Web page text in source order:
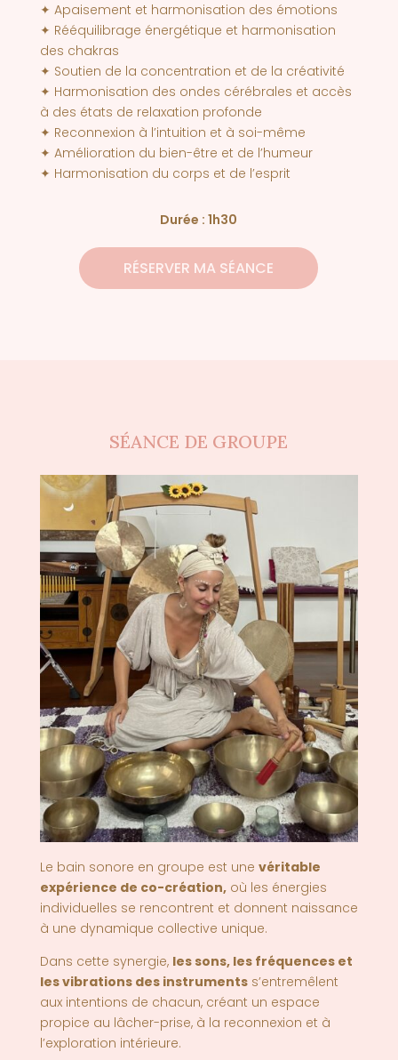
✦ Apaisement et harmonisation des émotions
✦ Rééquilibrage énergétique et harmonisation
des chakras
✦ Soutien de la concentration et de la créativité
✦ Harmonisation des ondes cérébrales et accès
à des états de relaxation profonde
✦ Reconnexion à l’intuition et à soi-même
✦ Amélioration du bien-être et de l’humeur
✦ Harmonisation du corps et de l’esprit
Durée : 1h30
RÉSERVER MA SÉANCE
SÉANCE DE GROUPE
Le bain sonore en groupe est une véritable
expérience de co-création,où les énergies
individuelles se rencontrent et donnent naissance
à une dynamique collective unique.
Dans cette synergie, les sons, les fréquences et
les vibrations des instrumentss’entremêlent
aux intentions de chacun, créant un espace
propice au lâcher-prise, à la reconnexion et à
l’exploration intérieure.